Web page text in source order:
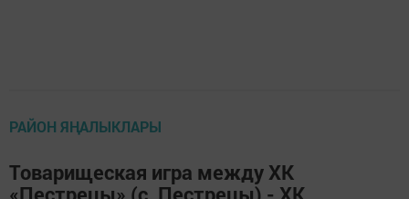
РАЙОН ЯҢАЛЫКЛАРЫ
Товарищеская игра между ХК